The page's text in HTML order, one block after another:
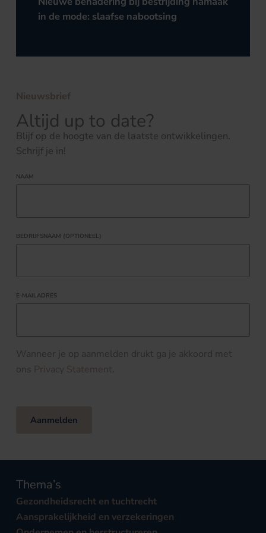
in de mode: slaafse nabootsing
Nieuwsbrief
Altijd up to date?
Blijf op de hoogte van de laatste ontwikkelingen.
Schrijf je in!
NAAM
BEDRIJFSNAAM (OPTIONEEL)
E-MAILADRES
Wanneer je op aanmelden drukt ga je akkoord met
ons Privacy Statement.
Aanmelden
Thema’s
Gezondheidsrecht en tuchtrecht
Aansprakelijkheid en verzekeringen